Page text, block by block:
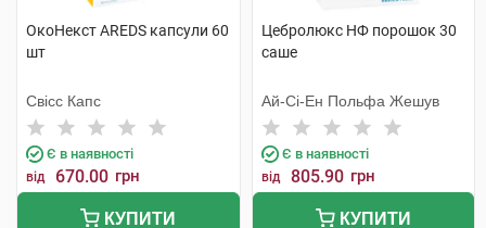
ОкоНекст AREDS капсули 60
шт
Свісс Капс
Є в наявності
від 670.00 грн
КУПИТИ
Цебролюкс НФ порошок 30
саше
Ай-Сі-Ен Польфа Жешув
Є в наявності
від 805.90 грн
КУПИТИ